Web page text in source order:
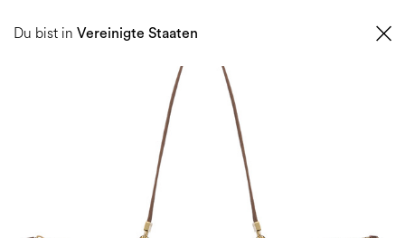
Du bist in Vereinigte Staaten